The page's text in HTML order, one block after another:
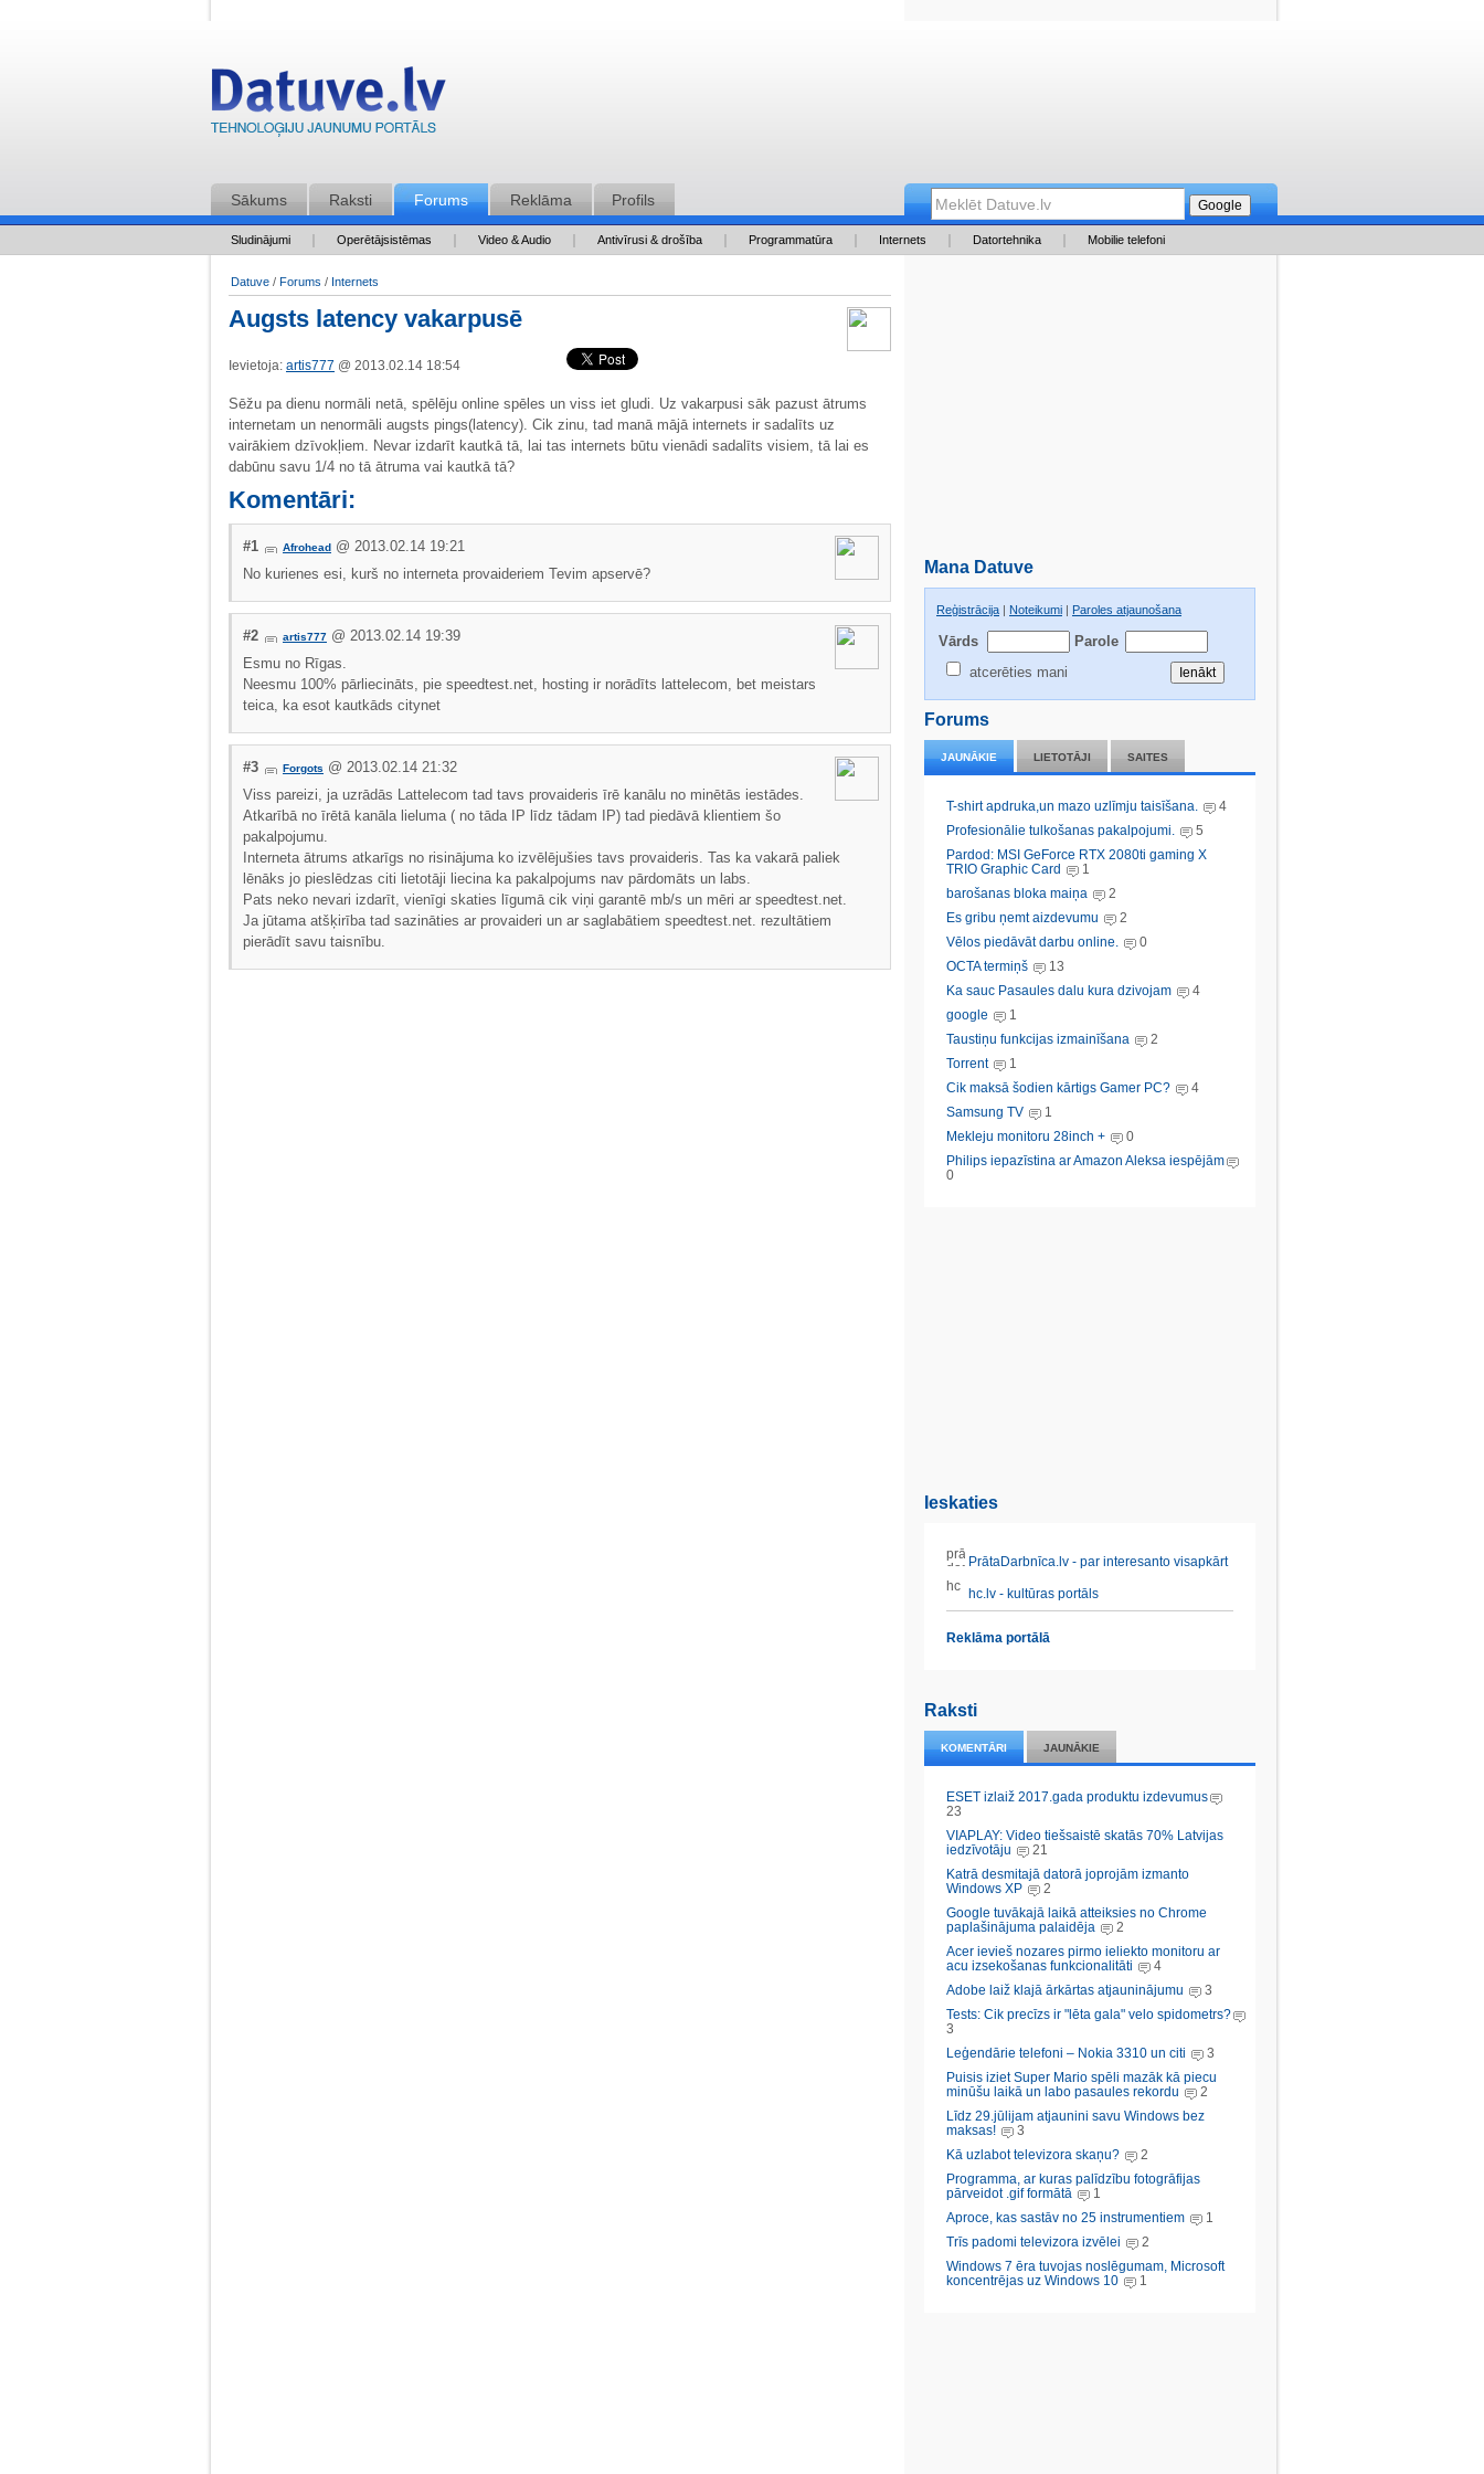
Sākums Raksti Forums Reklāma Profils
Sludinājumi Operētājsistēmas Video & Audio Antivīrusi & drošība Programmatūra Internets Datortehnika Mobilie telefoni
Mana Datuve
Reģistrācija | Noteikumi | Paroles atjaunošana
Vārds
Parole
atcerēties mani
Forums
JAUNĀKIE LIETOTĀJI SAITES
T-shirt apdruka,un mazo uzlīmju taisīšana.
4
Profesionālie tulkošanas pakalpojumi.
5
Pardod: MSI GeForce RTX 2080ti gaming X
TRIO Graphic Card
1
barošanas bloka maiņa
2
Es gribu ņemt aizdevumu
2
Vēlos piedāvāt darbu online.
0
OCTA termiņš
13
Ka sauc Pasaules dalu kura dzivojam
4
google
1
Taustiņu funkcijas izmainīšana
2
Torrent
1
Cik maksā šodien kārtigs Gamer PC?
4
Samsung TV
1
Mekleju monitoru 28inch +
0
Philips iepazīstina ar Amazon Aleksa iespējām
0
Ieskaties
PrātaDarbnīca.lv - par interesanto visapkārt
hc.lv - kultūras portāls
Reklāma portālā
Raksti
KOMENTĀRI JAUNĀKIE
ESET izlaiž 2017.gada produktu izdevumus
23
VIAPLAY: Video tiešsaistē skatās 70% Latvijas
iedzīvotāju
21
Katrā desmitajā datorā joprojām izmanto
Windows XP
2
Google tuvākajā laikā atteiksies no Chrome
paplašinājuma palaidēja
2
Acer ievieš nozares pirmo ieliekto monitoru ar
acu izsekošanas funkcionalitāti
4
Adobe laiž klajā ārkārtas atjauninājumu
3
Tests: Cik precīzs ir "lēta gala" velo spidometrs?
3
Leģendārie telefoni – Nokia 3310 un citi
3
Puisis iziet Super Mario spēli mazāk kā piecu
minūšu laikā un labo pasaules rekordu
2
Līdz 29.jūlijam atjaunini savu Windows bez
maksas!
3
Kā uzlabot televizora skaņu?
2
Programma, ar kuras palīdzību fotogrāfijas
pārveidot .gif formātā
1
Aproce, kas sastāv no 25 instrumentiem
1
Trīs padomi televizora izvēlei
2
Windows 7 ēra tuvojas noslēgumam, Microsoft
koncentrējas uz Windows 10
1
Datuve / Forums / Internets
Augsts latency vakarpusē
Ievietoja: artis777 @ 2013.02.14 18:54
Sēžu pa dienu normāli netā, spēlēju online spēles un viss iet gludi. Uz vakarpusi sāk pazust ātrums
internetam un nenormāli augsts pings(latency). Cik zinu, tad manā mājā internets ir sadalīts uz
vairākiem dzīvokļiem. Nevar izdarīt kautkā tā, lai tas internets būtu vienādi sadalīts visiem, tā lai es
dabūnu savu 1/4 no tā ātruma vai kautkā tā?
Komentāri:
#1 Afrohead @ 2013.02.14 19:21
No kurienes esi, kurš no interneta provaideriem Tevim apservē?
#2 artis777 @ 2013.02.14 19:39
Esmu no Rīgas.
Neesmu 100% pārliecināts, pie speedtest.net, hosting ir norādīts lattelecom, bet meistars
teica, ka esot kautkāds citynet
#3 Forgots @ 2013.02.14 21:32
Viss pareizi, ja uzrādās Lattelecom tad tavs provaideris īrē kanālu no minētās iestādes.
Atkarībā no īrētā kanāla lieluma ( no tāda IP līdz tādam IP) tad piedāvā klientiem šo
pakalpojumu.
Interneta ātrums atkarīgs no risinājuma ko izvēlējušies tavs provaideris. Tas ka vakarā paliek
lēnāks jo pieslēdzas citi lietotāji liecina ka pakalpojums nav pārdomāts un labs.
Pats neko nevari izdarīt, vienīgi skaties līgumā cik viņi garantē mb/s un mēri ar speedtest.net.
Ja jūtama atšķirība tad sazināties ar provaideri un ar saglabātiem speedtest.net. rezultātiem
pierādīt savu taisnību.